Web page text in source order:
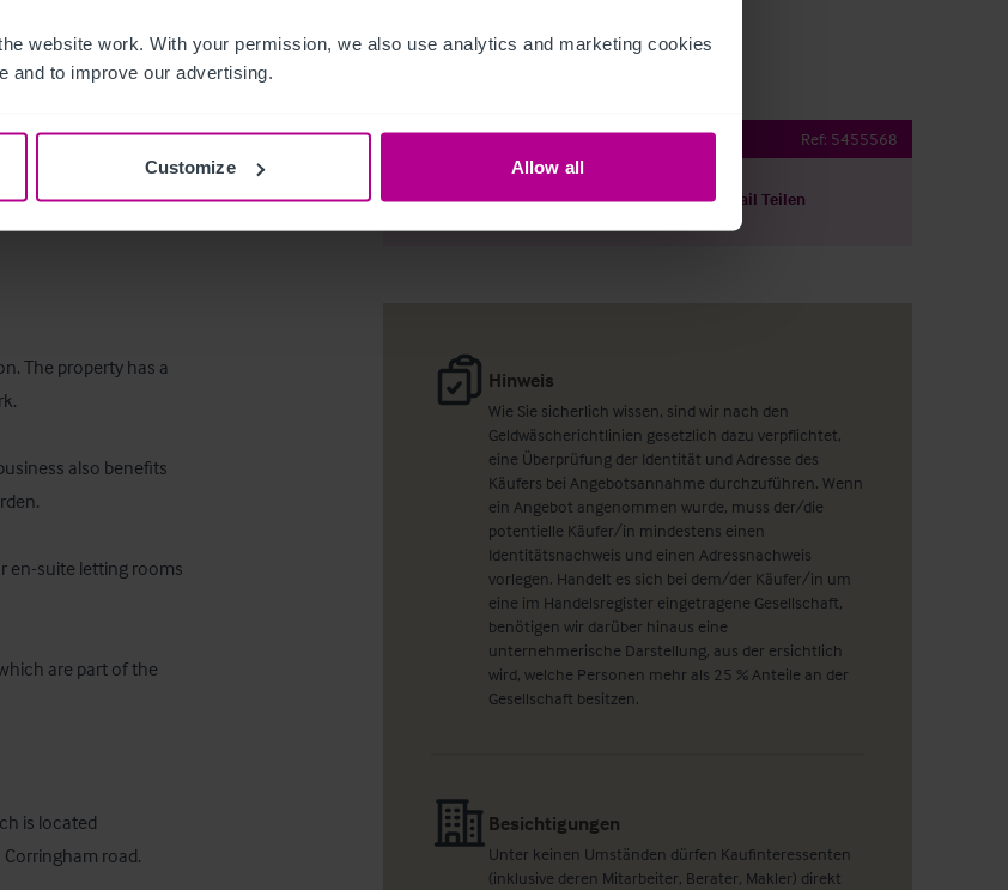
website work. With your permission, we also use analytics and marketing cookies
and to improve our advertising.
Customize Allow all
The property has a
also benefits
en-suite letting rooms
are part of the
is located
road.
Main road pub & restaurant Ref: 5455568
Details herunterladen Per E-Mail Teilen
Hinweis
Wie Sie sicherlich wissen, sind wir nach den
Geldwäscherichtlinien gesetzlich dazu verpflichtet,
eine Überprüfung der Identität und Adresse des
Käufers bei Angebotsannahme durchzuführen. Wenn
ein Angebot angenommen wurde, muss der/die
potentielle Käufer/in mindestens einen
Identitätsnachweis und einen Adressnachweis
vorlegen. Handelt es sich bei dem/der Käufer/in um
eine im Handelsregister eingetragene Gesellschaft,
benötigen wir darüber hinaus eine
unternehmerische Darstellung, aus der ersichtlich
wird, welche Personen mehr als 25 % Anteile an der
Gesellschaft besitzen.
Besichtigungen
Unter keinen Umständen dürfen Kaufinteressenten
(inklusive deren Mitarbeiter, Berater, Makler) direkt